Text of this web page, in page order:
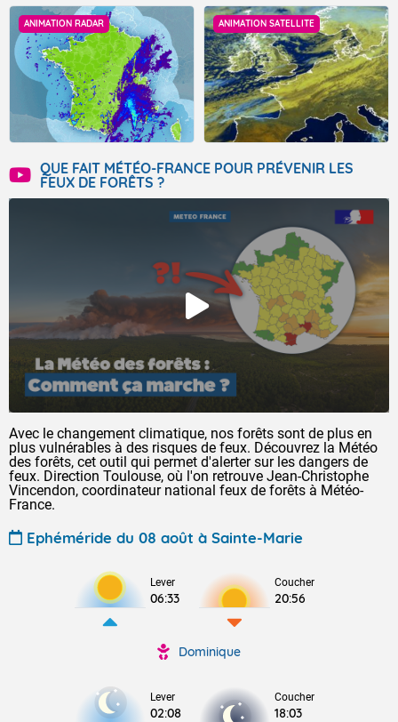
ANIMATION RADAR ANIMATION SATELLITE
QUE FAIT MÉTÉO-FRANCE POUR PRÉVENIR LES
FEUX DE FORÊTS ?
Avec le changement climatique, nos forêts sont de plus en
plus vulnérables à des risques de feux. Découvrez la Météo
des forêts, cet outil qui permet d'alerter sur les dangers de
feux. Direction Toulouse, où l'on retrouve Jean-Christophe
Vincendon, coordinateur national feux de forêts à Météo-
France.
Ephéméride du 08 août à Sainte-Marie
Lever
06:33
Coucher
20:56
Dominique
Lever
02:08
Coucher
18:03